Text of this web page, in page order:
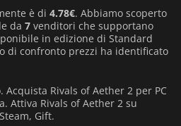
21.90€
è di 4.78€. Abbiamo scoperto
da 7 venditori che supportano
in edizione di Standard
di confronto prezzi ha identificato
Acquista Rivals of Aether 2 per PC
Attiva Rivals of Aether 2 su
Gift.